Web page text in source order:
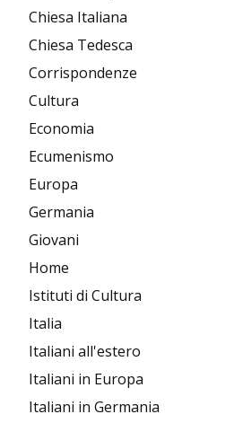
Chiesa Italiana
Chiesa Tedesca
Corrispondenze
Cultura
Economia
Ecumenismo
Europa
Germania
Giovani
Home
Istituti di Cultura
Italia
Italiani all'estero
Italiani in Europa
Italiani in Germania